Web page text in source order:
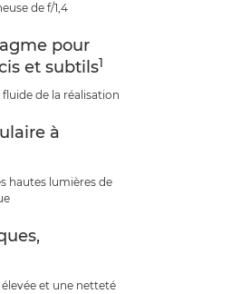
de f/1,4
pour
et subtils1
de la réalisation
à
hautes lumières de
et une netteté